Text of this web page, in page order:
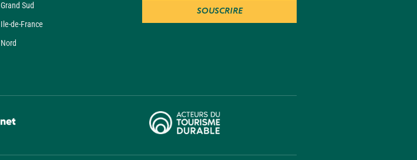
Grand Sud
Ile-de-France
Nord
SOUSCRIRE